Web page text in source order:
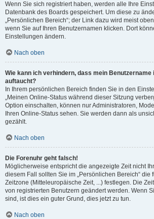
Wenn Sie sich registriert haben, werden alle Ihre
Datenbank des Boards gespeichert. Um diese zu
„Persönlichen Bereich“; der Link dazu wird meist
wenn Sie auf Ihren Benutzernamen klicken. Dort
Einstellungen ändern.
Nach oben
Wie kann ich verhindern, dass mein Benutzername
auftaucht?
In Ihrem persönlichen Bereich finden Sie in den
„Meinen Online-Status während dieser Sitzung
Option einschalten, können nur Administratoren,
Ihren Online-Status sehen. Sie werden dann als
gezählt.
Nach oben
Die Forenuhr geht falsch!
Möglicherweise entspricht die angezeigte Zeit nicht
diesem Fall sollten Sie im „Persönlichen Bereich“ die
Zeitzone (Mitteleuropäische Zeit, ...) festlegen. Die
von registrierten Benutzern geändert werden. Wenn
sind, ist dies ein guter Grund, dies jetzt zu tun.
Nach oben